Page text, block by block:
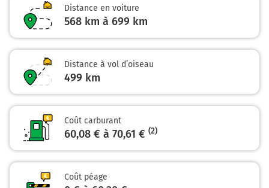
Prendre à droite et rejoindre Place de Haguenau.
AV. DES VOSGES
ROBERTSAU
Institutions européennes
Distance en voiture
568 km à 699 km
Distance à vol d’oiseau
499 km
Coût carburant
60,08 € à 70,61 € (2)
Coût péage